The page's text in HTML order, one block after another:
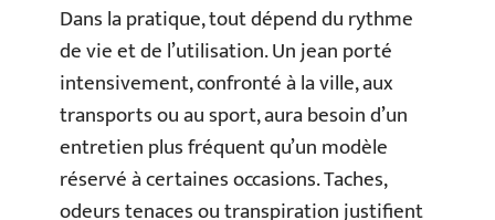
Dans la pratique, tout dépend du rythme
de vie et de l’utilisation. Un jean porté
intensivement, confronté à la ville, aux
transports ou au sport, aura besoin d’un
entretien plus fréquent qu’un modèle
réservé à certaines occasions. Taches,
odeurs tenaces ou transpiration justifient